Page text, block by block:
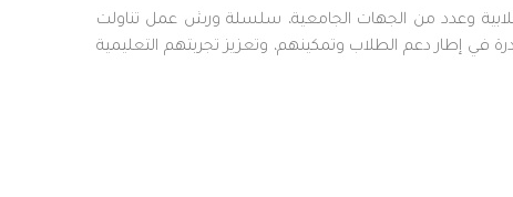
وعدد من الجهات الجامعية، سلسلة ورش عمل تناولت
الدوليين، وذلك ضمن فعاليات اليوم العالمي للطلاب الدوليين 2025. وتأتي هذه المبادرة في إطار دعم الطلاب وتمكينهم، وتعزيز تجربتهم التعليمية